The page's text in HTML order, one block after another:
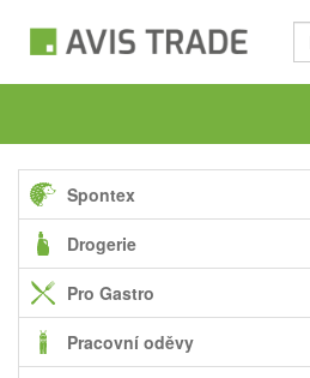
Spontex
Drogerie
Pro Gastro
Pracovní oděvy